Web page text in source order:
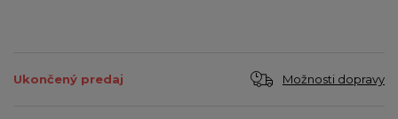
Ukončený predaj Možnosti dopravy